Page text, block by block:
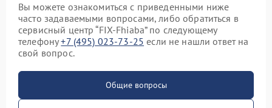
Вы можете ознакомиться с приведенными ниже
часто задаваемыми вопросами, либо обратиться в
сервисный центр “FIX-Fhiaba” по следующему
телефону+7 (495) 023-73-25 если не нашли ответ на
свой вопрос.
Общие вопросы